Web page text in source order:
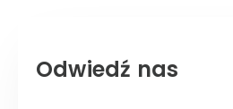
Odwiedź nas